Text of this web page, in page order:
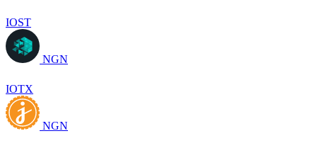
IOST
NGN
IOTX
NGN